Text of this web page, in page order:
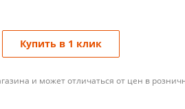
Купить в 1 клик
и может отличаться от цен в